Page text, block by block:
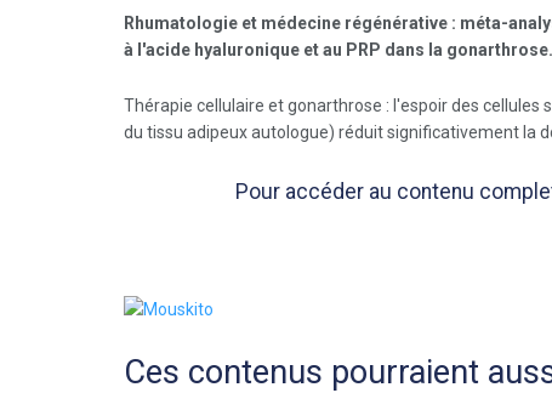
Rhumatologie et médecine régénérative : méta-
à l'acide hyaluronique et au PRP dans la gonarthrose.
Thérapie cellulaire et gonarthrose : l'espoir des
du tissu adipeux autologue) réduit significativement la
Pour accéder au contenu
Ces contenus pourraient